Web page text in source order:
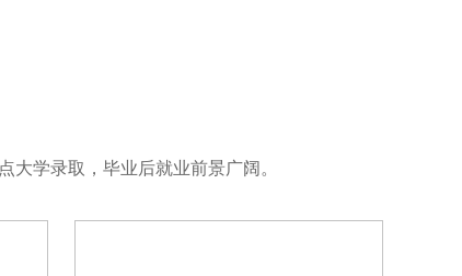
学录取，毕业后就业前景广阔。